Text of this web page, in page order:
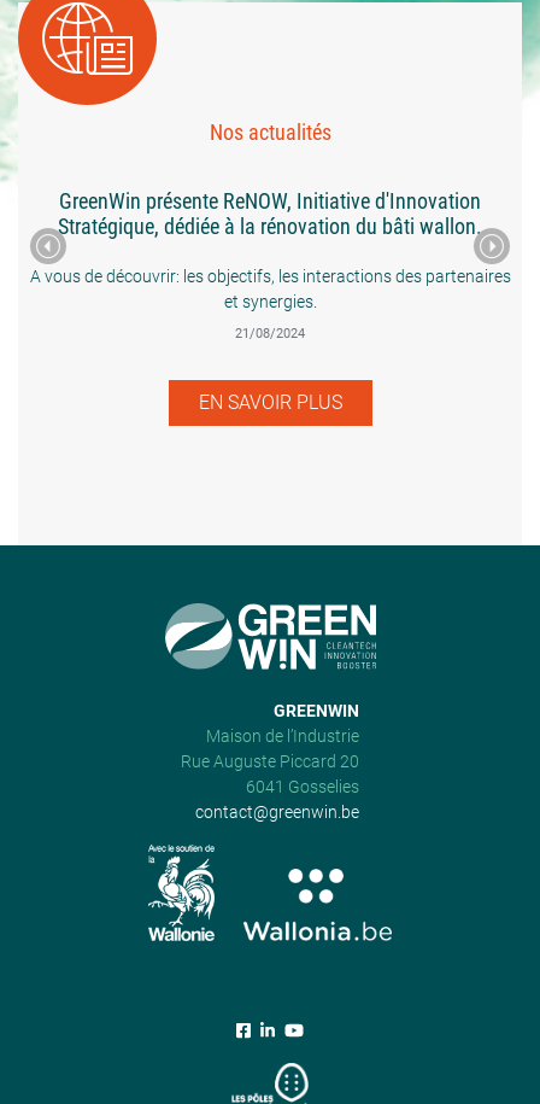
Nos actualités
GreenWin présente ReNOW, Initiative d'Innovation
Stratégique, dédiée à la rénovation du bâti wallon.
A vous de découvrir: les objectifs, les interactions des partenaires
et synergies.
21/08/2024
EN SAVOIR PLUS
Le nouveau
! - 2ème édition
3 secteurs, 9
GREENWIN
Maison de l’Industrie
Rue Auguste Piccard 20
6041 Gosselies
contact@greenwin.be